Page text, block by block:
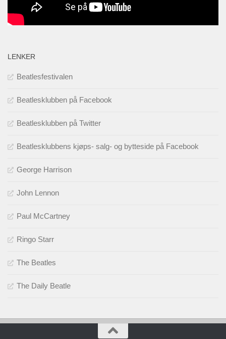
LENKER
Beatlesfestivalen
Beatlesklubben på Facebook
Beatlesklubben på Twitter
Beatlesklubbens kjøps- salg- og bytteside på Facebook
George Harrison
John Lennon
Paul McCartney
Ringo Starr
The Beatles
The Daily Beatle